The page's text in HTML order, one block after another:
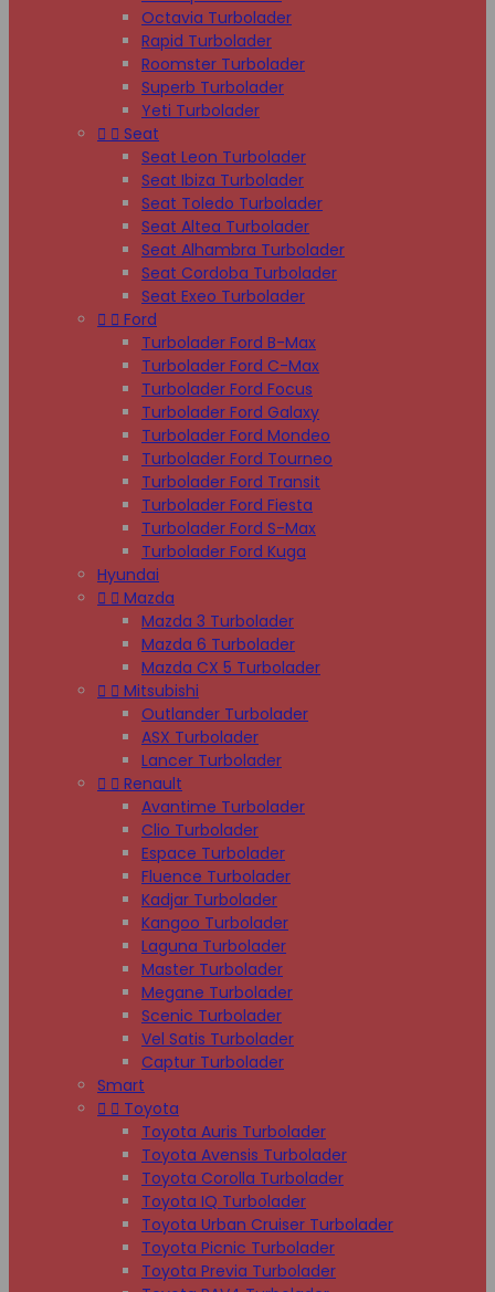
Octavia Turbolader
Rapid Turbolader
Roomster Turbolader
Superb Turbolader
Yeti Turbolader
  Seat
Seat Leon Turbolader
Seat Ibiza Turbolader
Seat Toledo Turbolader
Seat Altea Turbolader
Seat Alhambra Turbolader
Seat Cordoba Turbolader
Seat Exeo Turbolader
  Ford
Turbolader Ford B-Max
Turbolader Ford C-Max
Turbolader Ford Focus
Turbolader Ford Galaxy
Turbolader Ford Mondeo
Turbolader Ford Tourneo
Turbolader Ford Transit
Turbolader Ford Fiesta
Turbolader Ford S-Max
Turbolader Ford Kuga
Hyundai
  Mazda
Mazda 3 Turbolader
Mazda 6 Turbolader
Mazda CX 5 Turbolader
  Mitsubishi
Outlander Turbolader
ASX Turbolader
Lancer Turbolader
  Renault
Avantime Turbolader
Clio Turbolader
Espace Turbolader
Fluence Turbolader
Kadjar Turbolader
Kangoo Turbolader
Laguna Turbolader
Master Turbolader
Megane Turbolader
Scenic Turbolader
Vel Satis Turbolader
Captur Turbolader
Smart
  Toyota
Toyota Auris Turbolader
Toyota Avensis Turbolader
Toyota Corolla Turbolader
Toyota IQ Turbolader
Toyota Urban Cruiser Turbolader
Toyota Picnic Turbolader
Toyota Previa Turbolader